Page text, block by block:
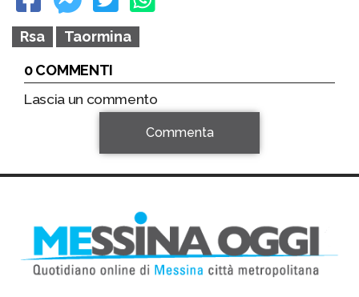
Rsa
Taormina
0 COMMENTI
Lascia un commento
Commenta